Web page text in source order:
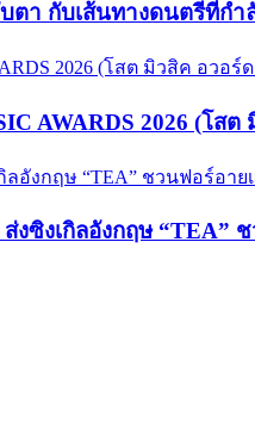
ตา กับเส้นทางดนตรีที่กำ
AWARDS 2026 (โสต
งซิงเกิลอังกฤษ “TEA”